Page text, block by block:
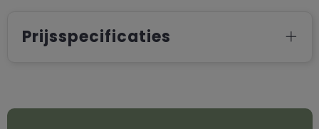
Prijsspecificaties